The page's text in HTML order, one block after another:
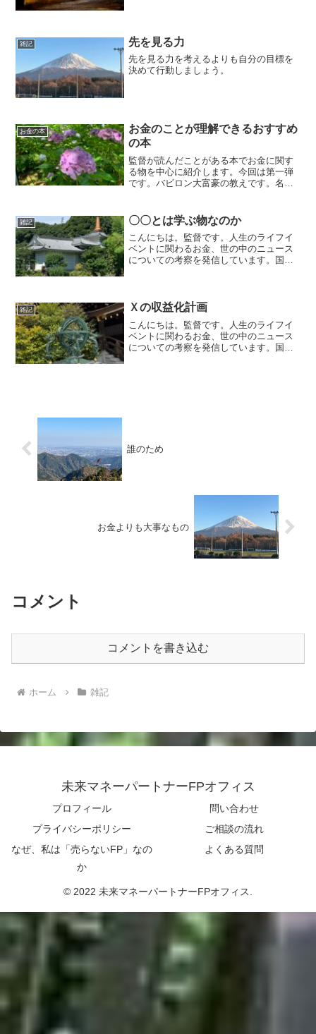
雑記 先を見る力
先を見る力を考えるよりも自分の目標を
決めて行動しましょう。
お金の本
お金のことが理解できるおすすめ
の本
監督が読んだことがある本でお金に関す
る物を中心に紹介します。今回は第一弾
です。バビロン大富豪の教えです。名著
ています。そして、お金や仕事の本当の
意味が出ています。
雑記 〇〇とは学ぶ物なのか
こんにちは。監督です。人生のライフイ
ベントに関わるお金、世の中のニュース
についての考察を発信しています。国家
ョンを含みます）。...
雑記 Ｘの収益化計画
こんにちは。監督です。人生のライフイ
ベントに関わるお金、世の中のニュース
についての考察を発信しています。国家
誰のため
お金よりも大事なもの
コメント
コメントを書き込む
ホーム 雑記
未来マネーパートナーFPオフィス
プロフィール
問い合わせ
プライバシーポリシー
ご相談の流れ
なぜ、私は「売らないFP」なの
か
よくある質問
© 2022 未来マネーパートナーFPオフィス.